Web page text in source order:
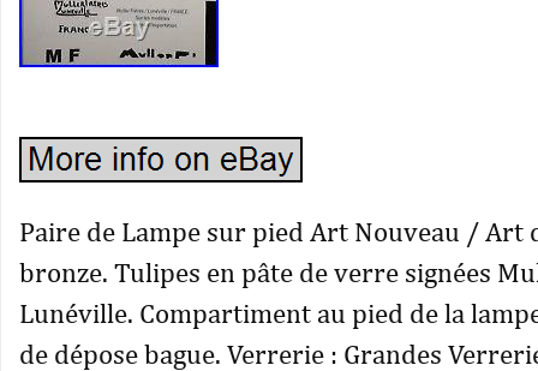
Paire de Lampe sur pied Art Nouveau / Art
bronze. Tulipes en pâte de verre signées
Lunéville. Compartiment au pied de la
de dépose bague. Verrerie : Grandes